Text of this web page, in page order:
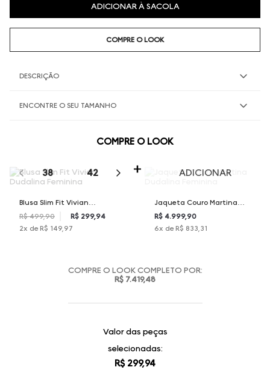
ADICIONAR À SACOLA
COMPRE O LOOK
DESCRIÇÃO
ENCONTRE O SEU TAMANHO
COMPRE O LOOK
38 42 44 46
Blusa Slim Fit Vivian
Dudalina Feminina
R$ 499,90
R$ 299,94
2x de R$ 149,97
ADICIONAR
Jaqueta Couro Martina
Dudalina Feminina
R$ 4.999,90
6x de R$ 833,31
COMPRE O LOOK COMPLETO POR:
R$ 7.419,48
Valor das peças
selecionadas:
R$ 299,94